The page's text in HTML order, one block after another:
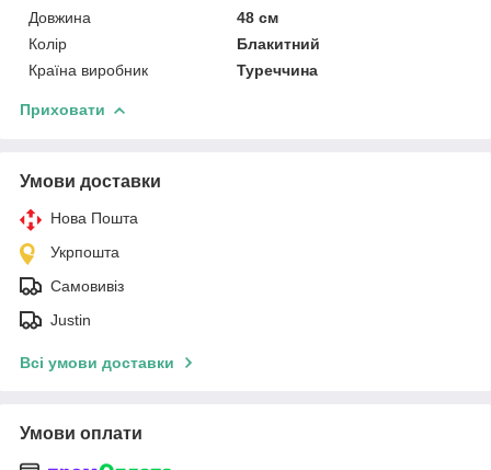
Довжина
48 см
Колір
Блакитний
Країна виробник
Туреччина
Приховати
Умови доставки
Нова Пошта
Укрпошта
Самовивіз
Justin
Всі умови доставки
Умови оплати